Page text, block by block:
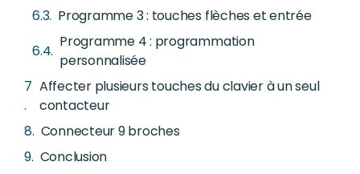
Programme 3 : touches flèches et entrée
Programme 4 : programmation
personnalisée
Affecter plusieurs touches du clavier à un seul
contacteur
Connecteur 9 broches
Conclusion